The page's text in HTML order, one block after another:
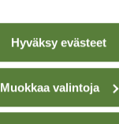
Hyväksy evästeet
Muokkaa valintoja
TAKAISIN LISTAAN